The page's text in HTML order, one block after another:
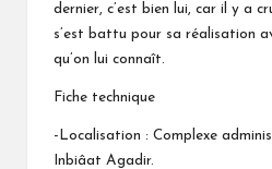
dernier, c’est bien lui, car il y a
s’est battu pour sa réalisation
qu’on lui connaît.
Fiche technique
-Localisation : Complexe
Inbiâat Agadir.